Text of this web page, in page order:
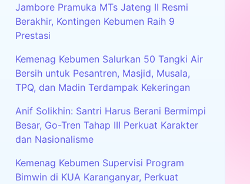
Jambore Pramuka MTs Jateng II Resmi
Berakhir, Kontingen Kebumen Raih 9
Prestasi
Kemenag Kebumen Salurkan 50 Tangki Air
Bersih untuk Pesantren, Masjid, Musala,
TPQ, dan Madin Terdampak Kekeringan
Anif Solikhin: Santri Harus Berani Bermimpi
Besar, Go-Tren Tahap III Perkuat Karakter
dan Nasionalisme
Kemenag Kebumen Supervisi Program
Bimwin di KUA Karanganyar, Perkuat